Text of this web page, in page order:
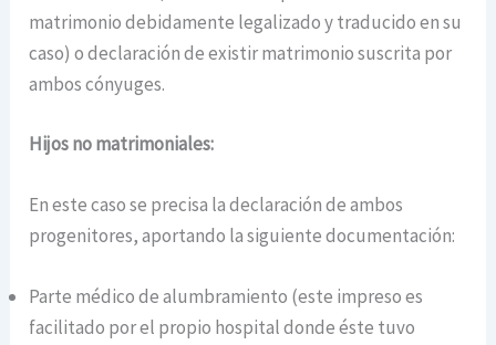
matrimonio debidamente legalizado y traducido en su
caso) o declaración de existir matrimonio suscrita por
ambos cónyuges.
Hijos no matrimoniales:
En este caso se precisa la declaración de ambos
progenitores, aportando la siguiente documentación:
Parte médico de alumbramiento (este impreso es
facilitado por el propio hospital donde éste tuvo